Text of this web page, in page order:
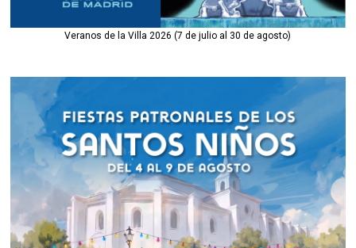
Veranos de la Villa 2026 (7 de julio al 30 de agosto)